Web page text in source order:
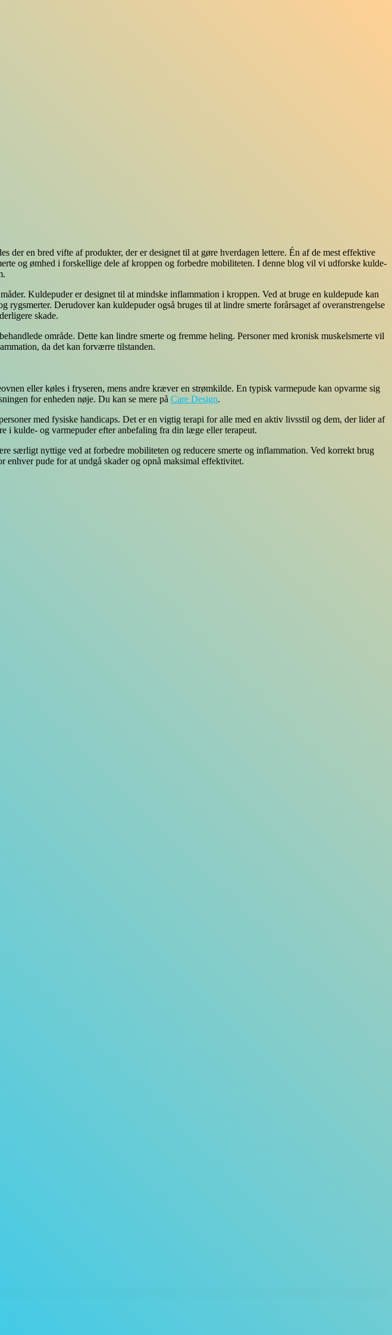
der en bred vifte af produkter, der er designet til at gøre hverdagen lettere. Én af de mest effektive
og ømhed i forskellige dele af kroppen og forbedre mobiliteten. I denne blog vil vi udforske kulde-
Kuldepuder er designet til at mindske inflammation i kroppen. Ved at bruge en kuldepude kan
Derudover kan kuldepuder også bruges til at lindre smerte forårsaget af overanstrengelse
skade.
område. Dette kan lindre smerte og fremme heling. Personer med kronisk muskelsmerte vil
da det kan forværre tilstanden.
eller køles i fryseren, mens andre kræver en strømkilde. En typisk varmepude kan opvarme sig
for enheden nøje. Du kan se mere på Care Design.
med fysiske handicaps. Det er en vigtig terapi for alle med en aktiv livsstil og dem, der lider af
i kulde- og varmepuder efter anbefaling fra din læge eller terapeut.
særligt nyttige ved at forbedre mobiliteten og reducere smerte og inflammation. Ved korrekt brug
pude for at undgå skader og opnå maksimal effektivitet.